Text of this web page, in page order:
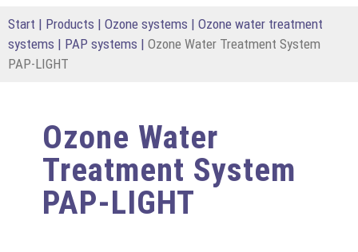
Start | Products | Ozone systems | Ozone water treatment
systems | PAP systems | Ozone Water Treatment System
PAP-LIGHT
Ozone Water
Treatment System
PAP-LIGHT